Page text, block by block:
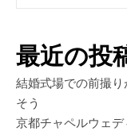
最近の投
結婚式場での前撮
そう
京都チャペルウェ